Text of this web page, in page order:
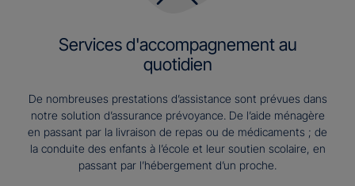
Services d'accompagnement au
quotidien
De nombreuses prestations d’assistance sont prévues dans
notre solution d’assurance prévoyance. De l’aide ménagère
en passant par la livraison de repas ou de médicaments ; de
la conduite des enfants à l’école et leur soutien scolaire, en
passant par l’hébergement d’un proche.